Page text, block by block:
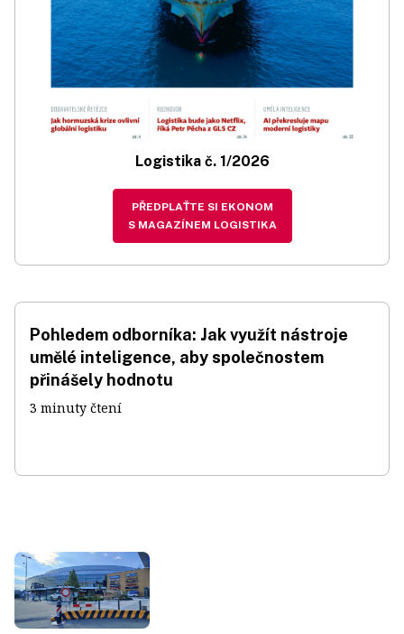
Logistika č. 1/2026
PŘEDPLAŤTE SI EKONOM
S MAGAZÍNEM LOGISTIKA
Pohledem odborníka: Jak využít nástroje
umělé inteligence, aby společnostem
přinášely hodnotu
3 minuty čtení